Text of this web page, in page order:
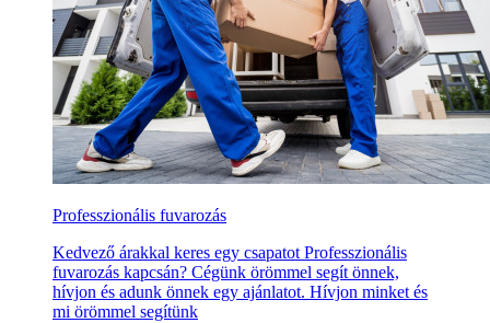
Professzionális fuvarozás
Kedvező árakkal keres egy csapatot Professzionális
fuvarozás kapcsán? Cégünk örömmel segít önnek,
hívjon és adunk önnek egy ajánlatot. Hívjon minket és
mi örömmel segítünk